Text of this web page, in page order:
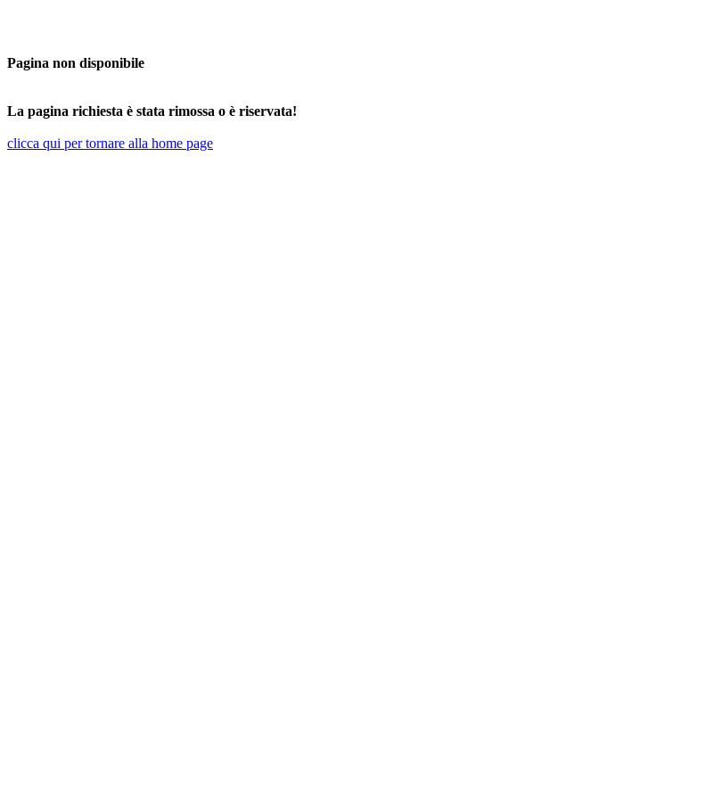
Pagina non disponibile
La pagina richiesta è stata rimossa o è riservata!
clicca qui per tornare alla home page